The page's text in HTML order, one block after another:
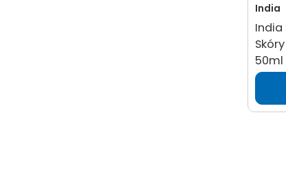
India
India
50ml